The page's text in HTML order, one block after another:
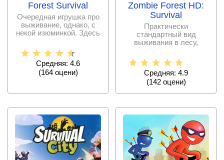
Forest Survival
Очередная игрушка про
выживание, однако, с
некой изюминкой. Здесь
Средняя: 4.6
(164оцени)
Zombie Forest HD:
Survival
Практически
стандартный вид
выживания в лесу,
изюминкой.
Средняя: 4.9
(142оцени)